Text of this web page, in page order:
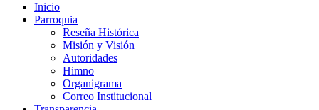
Inicio
Parroquia
Reseña Histórica
Misión y Visión
Autoridades
Himno
Organigrama
Correo Institucional